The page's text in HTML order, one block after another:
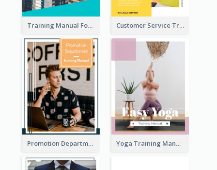
Training Manual For New Employee Customer Service Training Manual
Promotion Department Training Manual Yoga Training Manual